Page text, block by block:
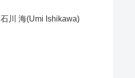
石川 海(Umi Ishikawa)